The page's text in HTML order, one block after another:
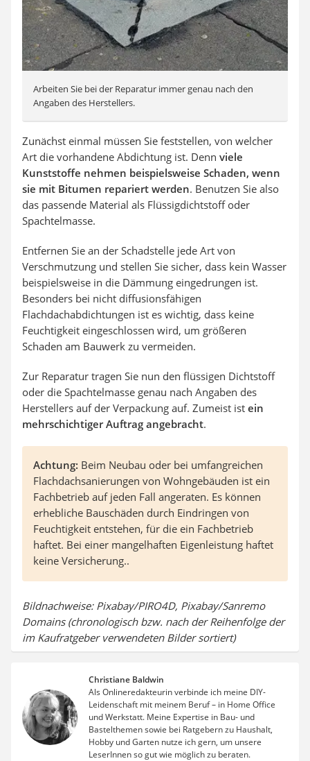
Arbeiten Sie bei der Reparatur immer genau nach den
Angaben des Herstellers.
Zunächst einmal müssen Sie feststellen, von welcher
Art die vorhandene Abdichtung ist. Denn viele
Kunststoffe nehmen beispielsweise Schaden, wenn
sie mit Bitumen repariert werden. Benutzen Sie also
das passende Material als Flüssigdichtstoff oder
Spachtelmasse.
Entfernen Sie an der Schadstelle jede Art von
Verschmutzung und stellen Sie sicher, dass kein Wasser
beispielsweise in die Dämmung eingedrungen ist.
Besonders bei nicht diffusionsfähigen
Flachdachabdichtungen ist es wichtig, dass keine
Feuchtigkeit eingeschlossen wird, um größeren
Schaden am Bauwerk zu vermeiden.
Zur Reparatur tragen Sie nun den flüssigen Dichtstoff
oder die Spachtelmasse genau nach Angaben des
Herstellers auf der Verpackung auf. Zumeist ist ein
mehrschichtiger Auftrag angebracht.
Achtung: Beim Neubau oder bei umfangreichen
Flachdachsanierungen von Wohngebäuden ist ein
Fachbetrieb auf jeden Fall angeraten. Es können
erhebliche Bauschäden durch Eindringen von
Feuchtigkeit entstehen, für die ein Fachbetrieb
haftet. Bei einer mangelhaften Eigenleistung haftet
keine Versicherung..
Bildnachweise: Pixabay/PIRO4D, Pixabay/Sanremo
Domains (chronologisch bzw. nach der Reihenfolge der
im Kaufratgeber verwendeten Bilder sortiert)
Christiane Baldwin
Als Onlineredakteurin verbinde ich meine DIY-
Leidenschaft mit meinem Beruf – in Home Office
und Werkstatt. Meine Expertise in Bau- und
Bastelthemen sowie bei Ratgebern zu Haushalt,
Hobby und Garten nutze ich gern, um unsere
LeserInnen so gut wie möglich zu beraten.